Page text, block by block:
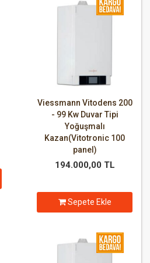
Viessmann Vitodens 200
- 99 Kw Duvar Tipi
Yoğuşmalı
Kazan(Vitotronic 100
panel)
194.000,00 TL
Sepete Ekle